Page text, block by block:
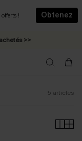
!
Obtenez
>>
>>
5 articles